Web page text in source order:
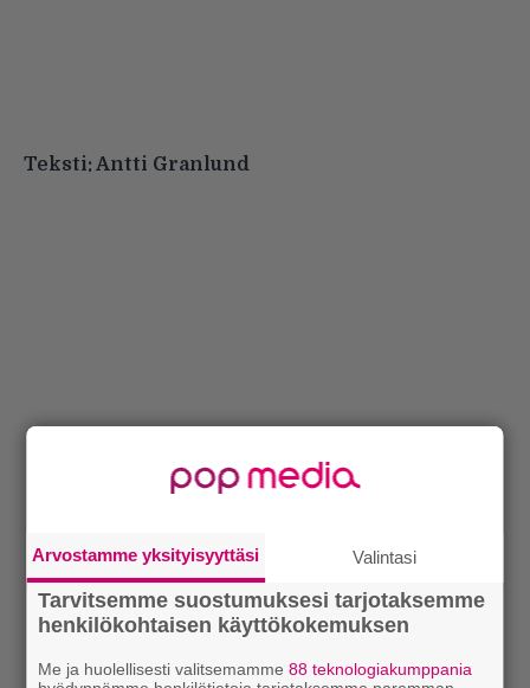
Teksti: Antti Granlund
Arvostamme yksityisyyttäsi Valintasi
Tarvitsemme suostumuksesi tarjotaksemme
henkilökohtaisen käyttökokemuksen
Me ja huolellisesti valitsemamme88 teknologiakumppania